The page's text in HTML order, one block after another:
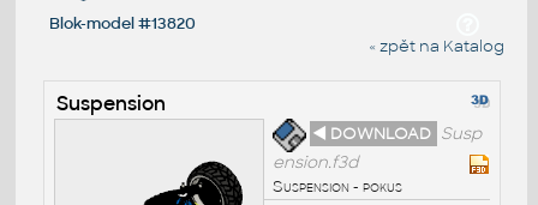
Blok-model #13820
« zpět na Katalog
Suspension
◄ DOWNLOAD Susp
ension.f3d
Suspension - pokus